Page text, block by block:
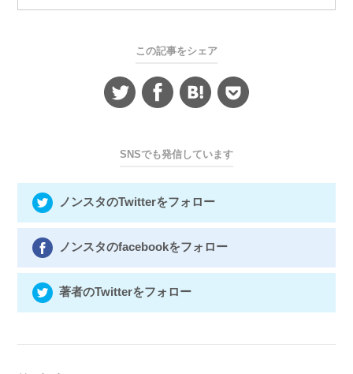
この記事をシェア
SNSでも発信しています
ノンスタのTwitterをフォロー
ノンスタのfacebookをフォロー
著者のTwitterをフォロー